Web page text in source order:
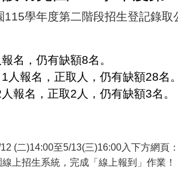
115學年度第二階段招生登記錄取
報名，仍有缺額8名。
1 人報名，正取人，仍有缺額28名。
人報名，正取2 人，仍有缺額3名。
(二)14:00至5/13(三)16:00入下方網頁：
上招生系統，完成「線上報到」作業！